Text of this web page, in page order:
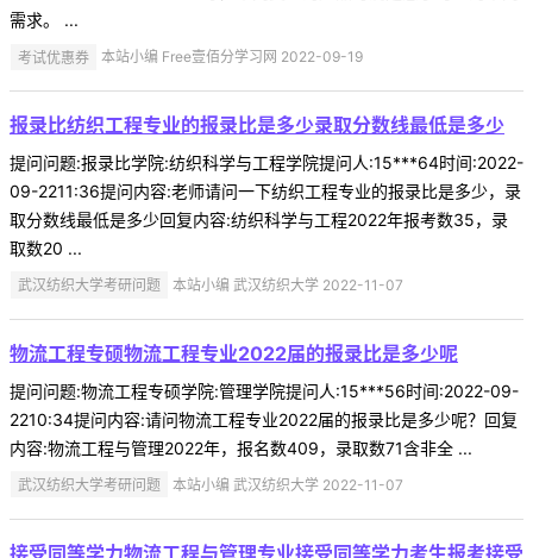
需求。 ...
考试优惠券 本站小编 Free壹佰分学习网 2022-09-19
报录比纺织工程专业的报录比是多少录取分数线最低是多少
提问问题:报录比学院:纺织科学与工程学院提问人:15***64时间:2022-
09-2211:36提问内容:老师请问一下纺织工程专业的报录比是多少，录
取分数线最低是多少回复内容:纺织科学与工程2022年报考数35，录
取数20 ...
武汉纺织大学考研问题 本站小编 武汉纺织大学 2022-11-07
物流工程专硕物流工程专业2022届的报录比是多少呢
提问问题:物流工程专硕学院:管理学院提问人:15***56时间:2022-09-
2210:34提问内容:请问物流工程专业2022届的报录比是多少呢？回复
内容:物流工程与管理2022年，报名数409，录取数71含非全 ...
武汉纺织大学考研问题 本站小编 武汉纺织大学 2022-11-07
接受同等学力物流工程与管理专业接受同等学力考生报考接受